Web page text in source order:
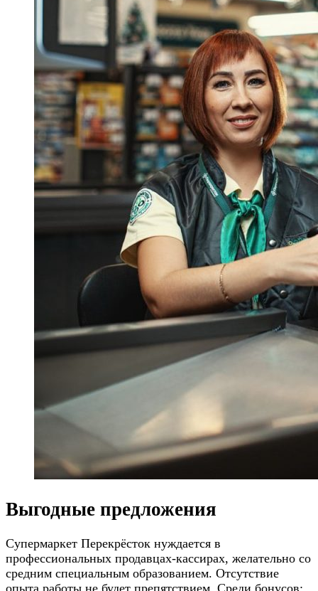
Выгодные предложения
Супермаркет Перекрёсток нуждается в
профессиональных продавцах-кассирах, желательно со
средним специальным образованием. Отсутствие